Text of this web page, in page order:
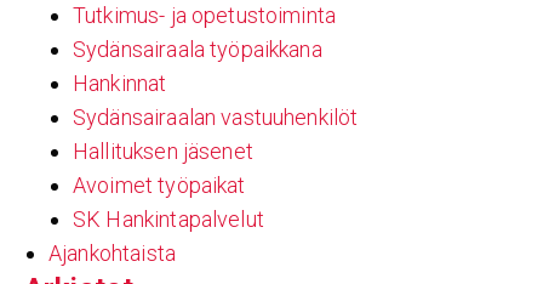
Tutkimus- ja opetustoiminta
Sydänsairaala työpaikkana
Hankinnat
Sydänsairaalan vastuuhenkilöt
Hallituksen jäsenet
Avoimet työpaikat
SK Hankintapalvelut
Ajankohtaista